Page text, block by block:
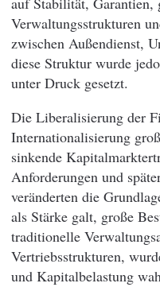
Verwaltungsstrukturen
zwischen Außendienst,
diese Struktur wurde
unter Druck gesetzt.
Die Liberalisierung der
Internationalisierung
sinkende
Anforderungen und
veränderten die
als Stärke galt, große
traditionelle
Vertriebsstrukturen,
und Kapitalbelastung